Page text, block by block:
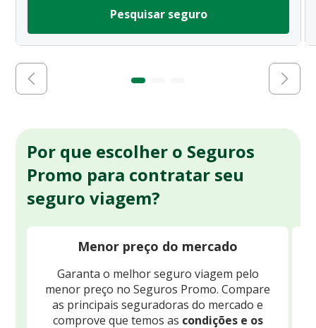
Pesquisar seguro
Por que escolher o Seguros
Promo para contratar seu
seguro viagem?
Menor preço do mercado
Garanta o melhor seguro viagem pelo
menor preço no Seguros Promo. Compare
as principais seguradoras do mercado e
comprove que temos as condições e os